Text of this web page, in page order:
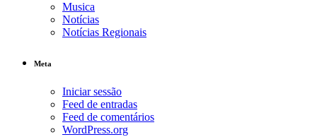
Musica
Notícias
Notícias Regionais
Meta
Iniciar sessão
Feed de entradas
Feed de comentários
WordPress.org